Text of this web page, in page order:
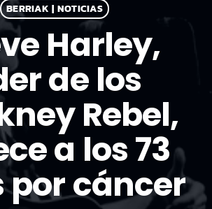
BERRIAK | NOTICIAS
Harley,
de los
Rebel,
a los 73
por cáncer